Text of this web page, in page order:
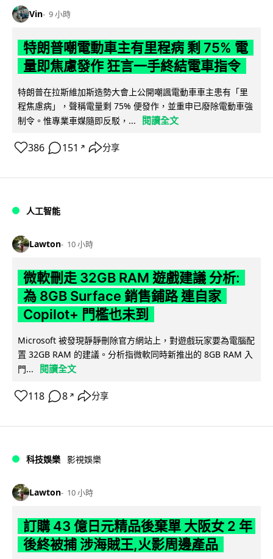
Vin 9 小時
特朗普嘲電動車主有里程病 剩 75% 電
量即焦慮發作 狂言一手終結電車指令
特朗普在拉斯維加斯造勢大會上公開嘲諷電動車車主患有「里
程焦慮病」，聲稱電量剩 75% 便發作，並重申已廢除電動車強
制令。惟專業車媒隨即反駁，...
閱讀全文
386 151 ↗ 分享
人工智能
Lawton 10 小時
微軟刪走 32GB RAM 遊戲建議 分析:
為 8GB Surface 銷售鋪路 連自家
Copilot+ 門檻也未到
Microsoft 被發現靜靜刪除官方網站上，對遊戲玩家要為電腦配
置 32GB RAM 的建議。分析指微軟同時新推出的 8GB RAM 入
門...
閱讀全文
118 8 ↗ 分享
科技娛樂 影視娛樂
Lawton 10 小時
訂購 43 億日元精品後棄單 大阪女 2 年
後終被捕 涉海賊王,火影周邊產品